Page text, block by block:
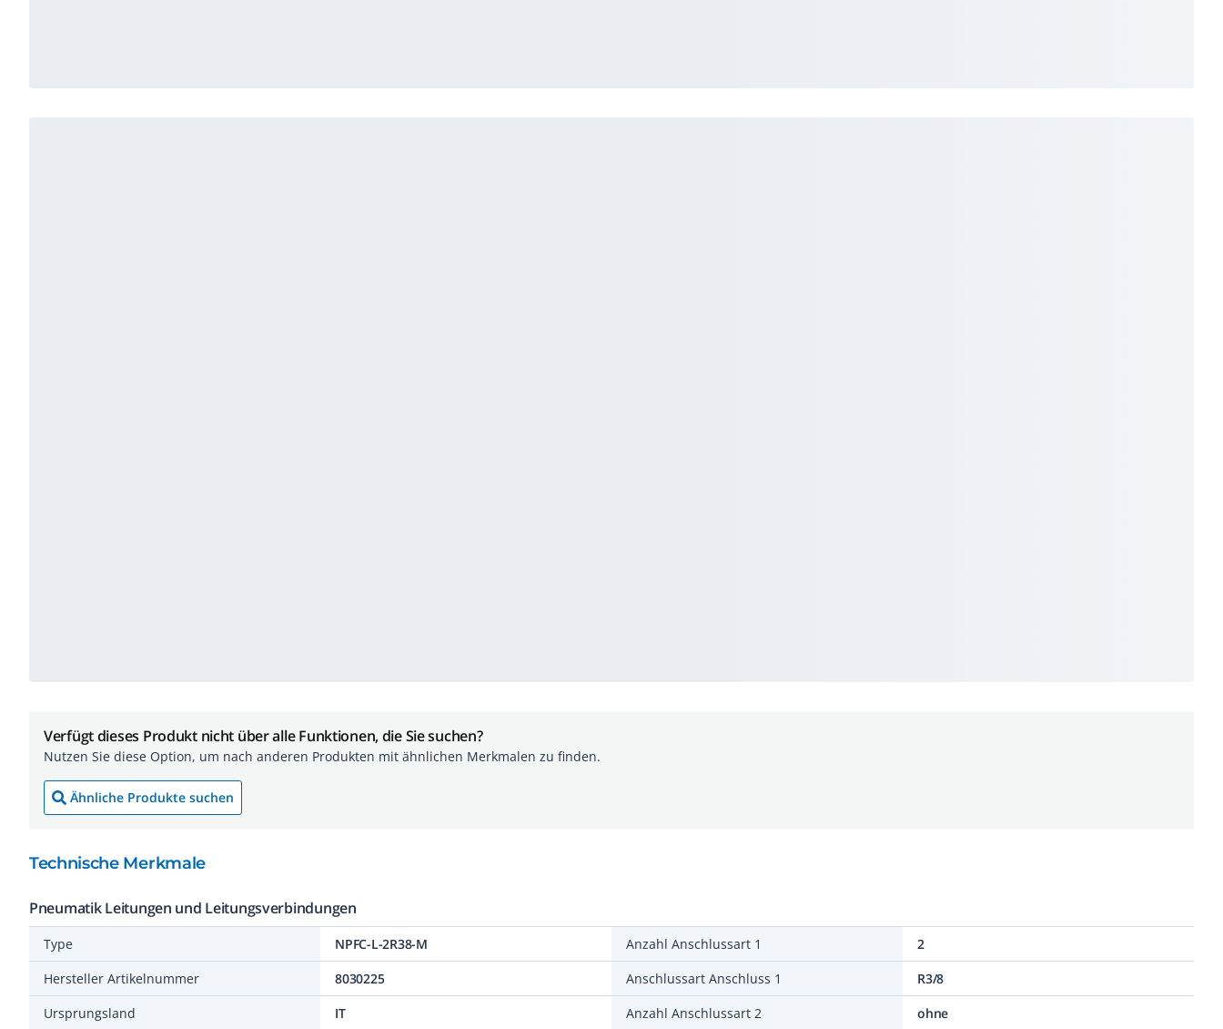
Verfügt dieses Produkt nicht über alle Funktionen, die Sie suchen?
Nutzen Sie diese Option, um nach anderen Produkten mit ähnlichen Merkmalen zu finden.
Ähnliche Produkte suchen
Technische Merkmale
Pneumatik Leitungen und Leitungsverbindungen
Type
NPFC-L-2R38-M
Hersteller Artikelnummer
8030225
Ursprungsland
IT
Anzahl Anschlussart 1
2
Anschlussart Anschluss 1
R3/8
Anzahl Anschlussart 2
ohne